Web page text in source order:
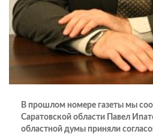
В прошлом номере газеты мы
Саратовской области Павел
областной думы приняли